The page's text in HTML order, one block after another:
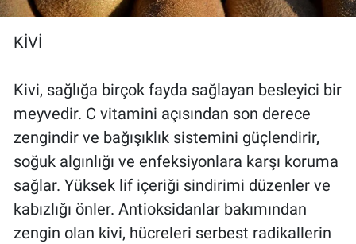
KİVİ
Kivi, sağlığa birçok fayda sağlayan besleyici bir
meyvedir. C vitamini açısından son derece
zengindir ve bağışıklık sistemini güçlendirir,
soğuk algınlığı ve enfeksiyonlara karşı koruma
sağlar. Yüksek lif içeriği sindirimi düzenler ve
kabızlığı önler. Antioksidanlar bakımından
zengin olan kivi, hücreleri serbest radikallerin